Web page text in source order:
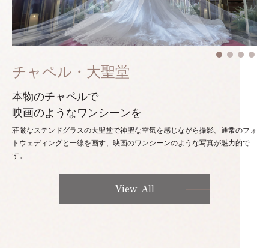
チャペル・大聖堂
本物のチャペルで
映画のようなワンシーンを
荘厳なステンドグラスの大聖堂で神聖な空気を感じながら撮影。通常のフォ
トウェディングと一線を画す、映画のワンシーンのような写真が魅力的で
す。
View All